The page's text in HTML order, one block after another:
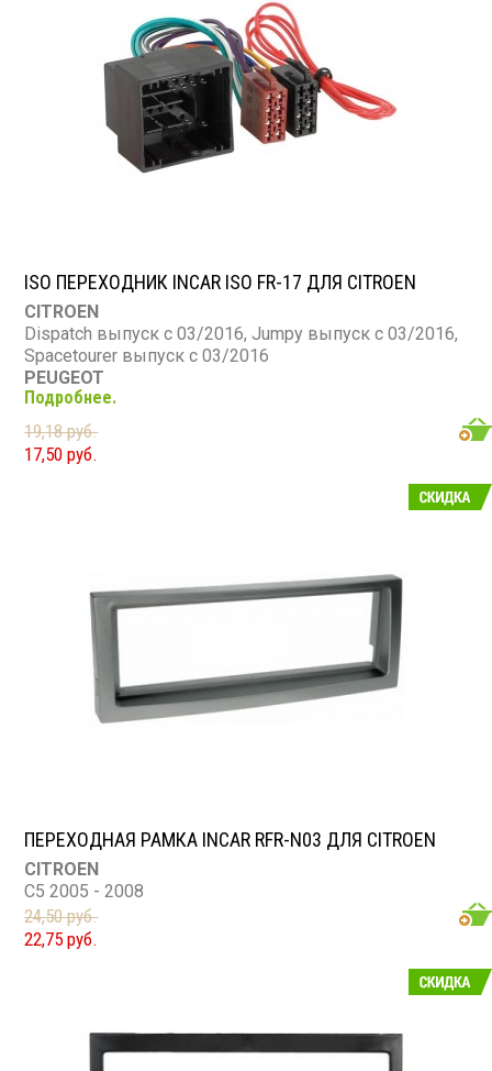
ISO ПЕРЕХОДНИК INCAR ISO FR-17 ДЛЯ CITROEN
CITROEN
Dispatch выпуск с 03/2016, Jumpy выпуск с 03/2016,
Spacetourer выпуск с 03/2016
PEUGEOT
Expert выпуск с 03/2016, Traveller выпуск с 03/2016
Подробнее.
19,18 руб.
17,50 руб.
ПЕРЕХОДНАЯ РАМКА INCAR RFR-N03 ДЛЯ CITROEN
CITROEN
C5 2005 - 2008
24,50 руб.
22,75 руб.